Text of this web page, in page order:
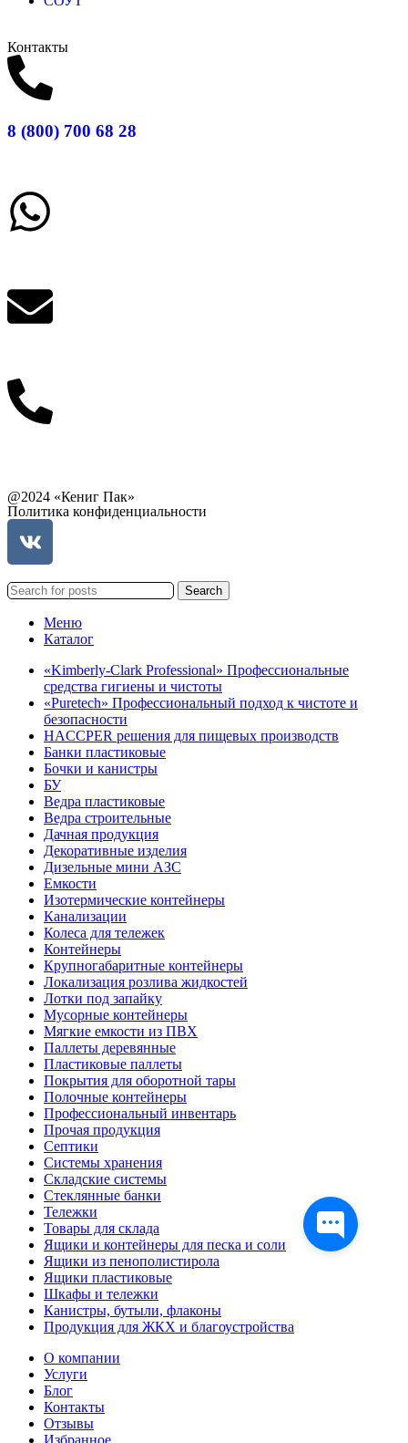
Контакты
8 (800) 700 68 28
@2024 «Кениг Пак»
Политика конфиденциальности
Search
Меню
Каталог
«Kimberly-Clark Professional» Профессиональные
средства гигиены и чистоты
«Puretech» Профессиональный подход к чистоте и
безопасности
HACCPER решения для пищевых производств
Банки пластиковые
Бочки и канистры
БУ
Ведра пластиковые
Ведра строительные
Дачная продукция
Декоративные изделия
Дизельные мини АЗС
Емкости
Изотермические контейнеры
Канализации
Колеса для тележек
Контейнеры
Крупногабаритные контейнеры
Локализация розлива жидкостей
Лотки под запайку
Мусорные контейнеры
Мягкие емкости из ПВХ
Паллеты деревянные
Пластиковые паллеты
Покрытия для оборотной тары
Полочные контейнеры
Профессиональный инвентарь
Прочая продукция
Септики
Системы хранения
Складские системы
Стеклянные банки
Тележки
Товары для склада
Ящики и контейнеры для песка и соли
Ящики из пенополистирола
Ящики пластиковые
Шкафы и тележки
Канистры, бутыли, флаконы
Продукция для ЖКХ и благоустройства
О компании
Услуги
Блог
Контакты
Отзывы